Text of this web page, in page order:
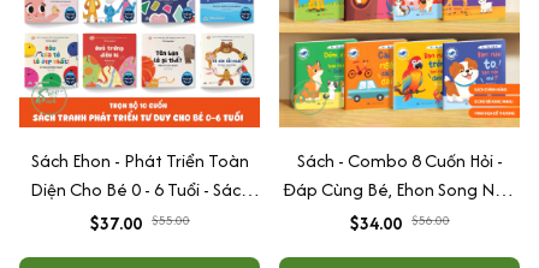
Sách Ehon - Phát Triển Toàn
Diện Cho Bé 0 - 6 Tuổi - Sách
Song Ngữ Việt - Anh
$37.00 $55.00
Sách - Combo 8 Cuốn Hỏi -
Đáp Cùng Bé, Ehon Song Ngữ
Việt - Anh - Dành Cho Bé Từ 0
$34.00 $56.00